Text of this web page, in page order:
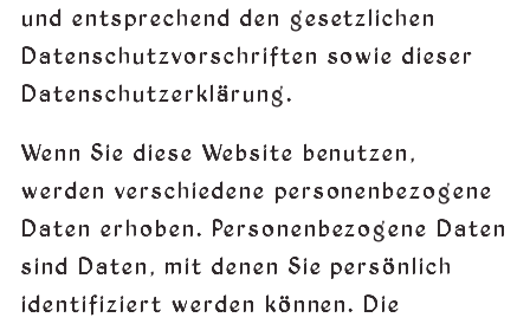
und entsprechend den gesetzlichen
Datenschutzvorschriften sowie dieser
Datenschutzerklärung.
Wenn Sie diese Website benutzen,
werden verschiedene personenbezogene
Daten erhoben. Personenbezogene Daten
sind Daten, mit denen Sie persönlich
identifiziert werden können. Die